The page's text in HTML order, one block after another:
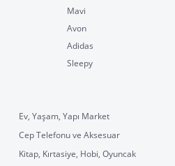
Mavi
Avon
Adidas
Sleepy
Ev, Yaşam, Yapı Market
Cep Telefonu ve Aksesuar
Kitap, Kırtasiye, Hobi, Oyuncak